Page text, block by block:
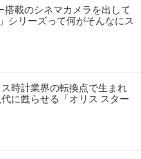
搭載のシネマカメラを出して
シリーズって何がそんなにス
時計業界の転換点で生まれ
に甦らせる「オリス スター